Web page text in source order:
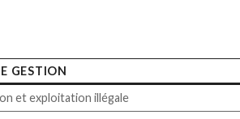
GESTION
et exploitation illégale